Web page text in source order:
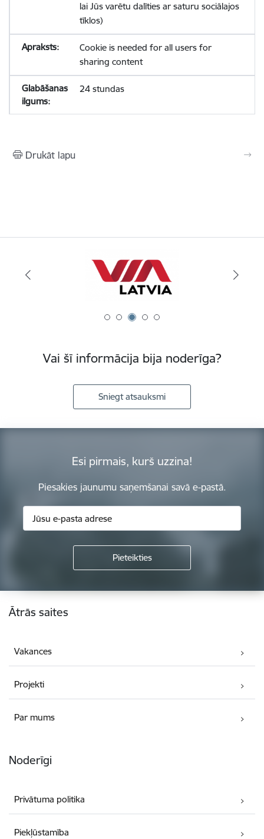
lai Jūs varētu dalīties ar saturu sociālajos
tīklos)
Cookie is needed for all users for
sharing content
24 stundas
Drukāt lapu
Vai šī informācija bija noderīga?
Sniegt atsauksmi
Esi pirmais, kurš uzzina!
Piesakies jaunumu saņemšanai savā e-pastā.
Kājene
Ātrās saites
Vakances
Projekti
Par mums
Noderīgi
Privātuma politika
Piekļūstamība